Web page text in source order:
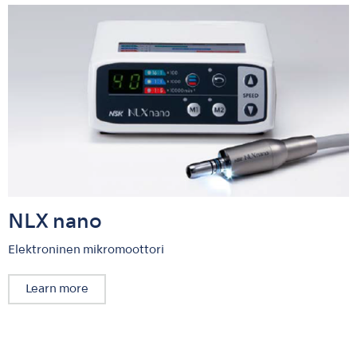
NLX nano
Elektroninen mikromoottori
Learn more